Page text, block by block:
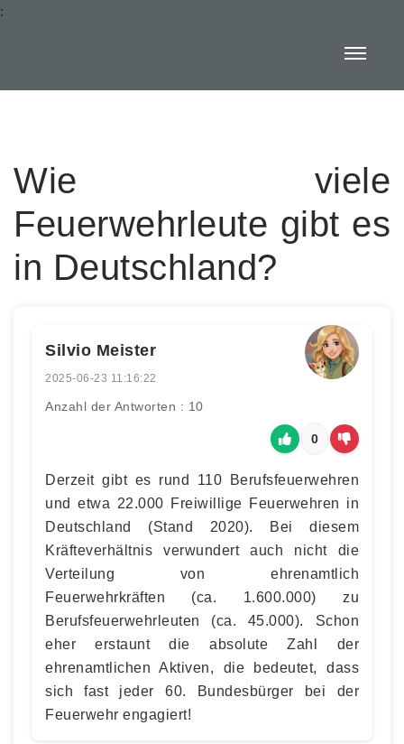
:
Wie viele
Feuerwehrleute gibt es
in Deutschland?
Silvio Meister
2025-06-23 11:16:22
Anzahl der Antworten : 10
0
Derzeit gibt es rund 110 Berufsfeuerwehren
und etwa 22.000 Freiwillige Feuerwehren in
Deutschland (Stand 2020). Bei diesem
Kräfteverhältnis verwundert auch nicht die
Verteilung von ehrenamtlich
Feuerwehrkräften (ca. 1.600.000) zu
Berufsfeuerwehrleuten (ca. 45.000). Schon
eher erstaunt die absolute Zahl der
ehrenamtlichen Aktiven, die bedeutet, dass
sich fast jeder 60. Bundesbürger bei der
Feuerwehr engagiert!